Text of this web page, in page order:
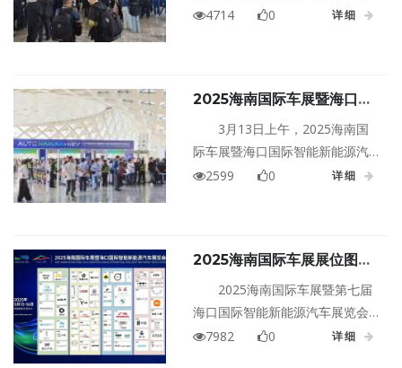
汽车展览会（以下简称2025海南
品牌、全车型、全优惠 为主题的
盛会，展会总展览面积突破6万平
方米，吸引了超100个汽车品牌参
展和千余款车型，展会盛况空
4714 0 详细
2025海南国际车展暨海口国
际智能新能源汽车展览会盛大
启幕！首日人气爆棚，五大亮
点抢先看！
3月13日上午，2025海南国
际车展暨海口国际智能新能源汽
车展览会（以下简称2025海南国
万平方米，汇聚超过100个国内外
知名汽车品牌，涵盖传统燃油
车、新能源车，打造一场集科
技、文化、娱乐于一体的汽车盛
2599 0 详细
2025海南国际车展展位图公
布！一键收藏，逛展不迷路！
2025海南国际车展暨第七届
海口国际智能新能源汽车展览会
将于3月13日-16日在海南国际会
7982 0 详细